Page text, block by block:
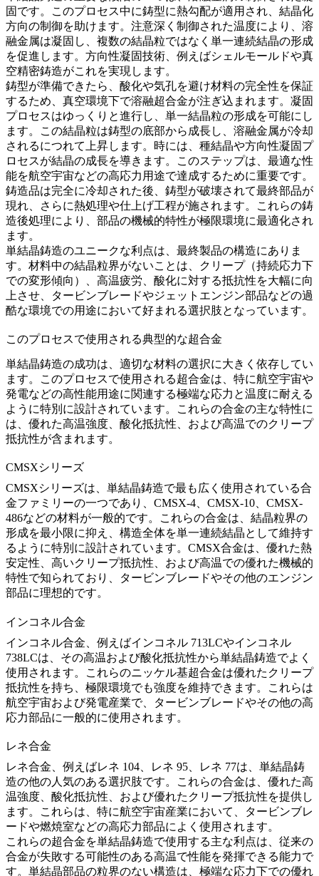
固です。このプロセス中に鋳型に熱勾配が適用され、結晶化
方向の制御を助けます。注意深く制御された温度により、溶
融金属は凝固し、複数の結晶粒ではなく単一連続結晶の形成
を促進します。 方向性凝固技術 、例えばシェルモールドや真
空精密鋳造がこれを実現します。
鋳型が準備できたら、酸化や気孔を避け材料の完全性を保証
するため、 真空環境下で溶融超合金が注ぎ込まれます。凝固
プロセスはゆっくりと進行し、単一結晶粒の形成を可能にし
ます。この結晶粒は鋳型の底部から成長し、溶融金属が冷却
されるにつれて上昇します。時には、種結晶や方向性凝固プ
ロセスが結晶の成長を導きます。このステップは、 最適な性
能を航空宇宙などの高応力用途で達成するために重要です。
鋳造品は完全に冷却された後、鋳型が破壊されて最終部品が
現れ、さらに熱処理や仕上げ工程が施されます。これらの鋳
造後処理により、部品の機械的特性が極限環境に最適化され
ます。
単結晶鋳造のユニークな利点は、最終製品の構造にありま
す。材料中の結晶粒界がないことは、クリープ（持続応力下
での変形傾向）、高温疲労、酸化に対する抵抗性を大幅に向
上させ、
タービンブレードやジェットエンジン部品などの過
酷な環境での用途において好まれる選択肢となっています。
このプロセスで使用される典型的な超合金
単結晶鋳造の成功は、適切な材料の選択に大きく依存してい
ます。このプロセスで使用される超合金は、特に航空宇宙や
発電などの高性能用途に関連する極端な応力と温度に耐える
ように特別に設計されています。これらの合金の主な特性に
は、優れた高温強度、酸化抵抗性、および高温でのクリープ
抵抗性が含まれます。
CMSXシリーズ
CMSXシリーズは、単結晶鋳造で最も広く使用されている合
金ファミリーの一つであり、 CMSX-4、 CMSX-10、CMSX-
486などの材料が一般的です。これらの合金は、結晶粒界の
形成を最小限に抑え、構造全体を単一連続結晶として維持す
るように特別に設計されています。CMSX合金は、優れた熱
安定性、高いクリープ抵抗性、および高温での優れた機械的
特性で知られており、タービンブレードやその他のエンジン
部品に理想的です。
インコネル合金
インコネル合金 、例えばインコネル 713LCやインコネル
738LCは、その高温および酸化抵抗性から単結晶鋳造でよく
使用されます。これらのニッケル基超合金は優れたクリープ
抵抗性を持ち、極限環境でも強度を維持できます。これらは
航空宇宙および発電産業で、タービンブレードやその他の高
応力部品に一般的に使用されます。
レネ合金
レネ合金 、例えばレネ 104 レネ 95 レネ 77は、単結晶鋳
造の他の人気のある選択肢です。これらの合金は、優れた高
温強度、酸化抵抗性、および優れたクリープ抵抗性を提供し
ます。これらは、特に航空宇宙産業において、タービンブレ
ードや燃焼室などの高応力部品によく使用されます。
これらの超合金を単結晶鋳造で使用する主な利点は、従来の
合金が失敗する可能性のある高温で性能を発揮できる能力で
す。単結晶部品の粒界のない構造は、極端な応力下での優れ